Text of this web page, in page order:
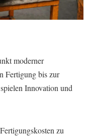
moderner
Fertigung bis zur
Innovation und
zu